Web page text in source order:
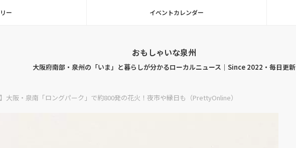
ー イベントカレンダー
おもしゃいな泉州
大阪府南部・泉州の「いま」と暮らしが分かるローカルニュース｜Since 2022・毎日更新
】大阪・泉南「ロングパーク」で約800発の花火！夜市や縁日も（PrettyOnline）